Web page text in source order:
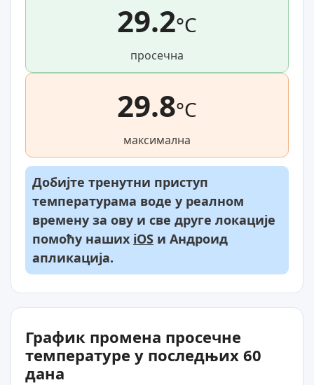
29.2°C
просечна
29.8°C
максимална
Добијте тренутни приступ
температурама воде у реалном
времену за ову и све друге локације
помоћу наших iOS и Андроид
апликација.
График промена просечне
температуре у последњих 60
дана